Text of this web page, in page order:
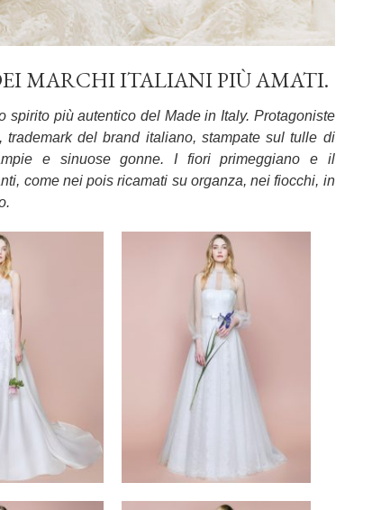
MARCHI ITALIANI PIÙ AMATI.
più autentico del Made in Italy. Protagoniste
del brand italiano, stampate sul tulle di
e sinuose gonne. I fiori primeggiano e il
come nei pois ricamati su organza, nei fiocchi, in